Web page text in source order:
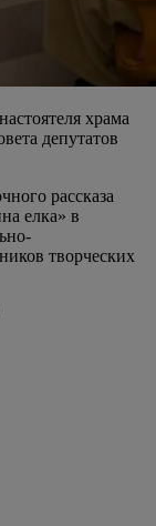
храма
депутатов
рассказа
елка» в
творческих